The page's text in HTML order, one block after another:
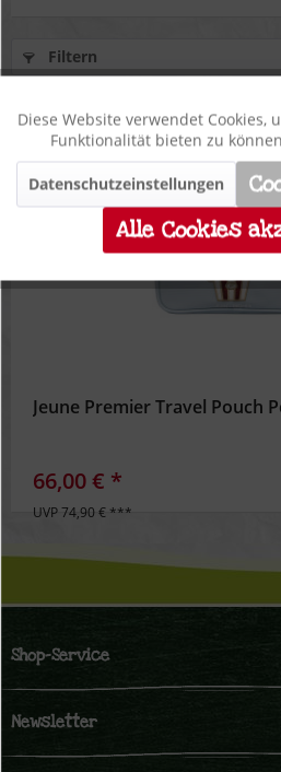
Filtern
Jeune Premier Travel Pouch
66,00 € *
UVP 74,90 € ***
Shop-Service
Newsletter
Funktionale
Marketing
Diese Website verwendet Cookies,
Funktionalität bieten zu
Datenschutzeinstellungen
Alle Cookies